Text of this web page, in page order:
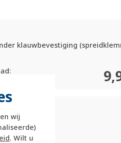
wij
. Wilt u
klauwbevestiging